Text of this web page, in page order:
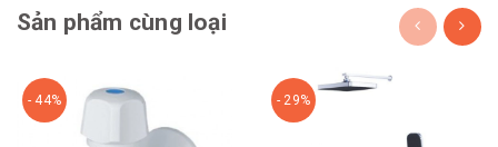
Sản phẩm cùng loại
- 44% - 29%